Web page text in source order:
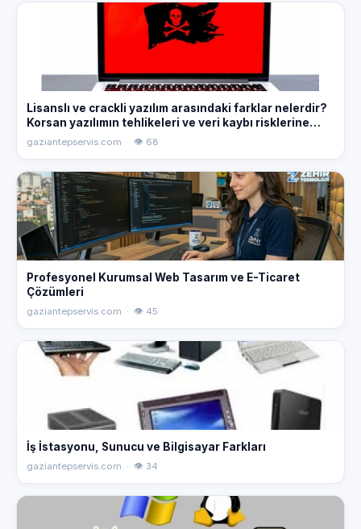
Lisanslı ve crackli yazılım arasındaki farklar nelerdir?
Korsan yazılımın tehlikeleri ve veri kaybı risklerine
karşı bilmeniz gerekenler. Gaziantep bilgisayar teknik
gaziantepservis.com · 👁 68
Profesyonel Kurumsal Web Tasarım ve E-Ticaret
Çözümleri
gaziantepservis.com · 👁 45
İş İstasyonu, Sunucu ve Bilgisayar Farkları
gaziantepservis.com · 👁 34